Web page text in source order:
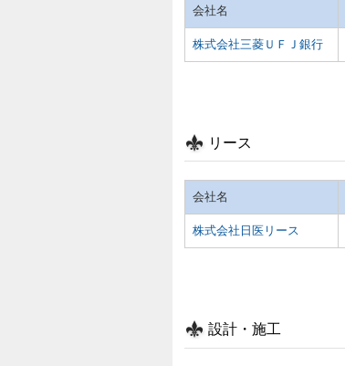
会社名
株式会社三菱ＵＦＪ銀行
リース
会社名
株式会社日医リース
設計・施工